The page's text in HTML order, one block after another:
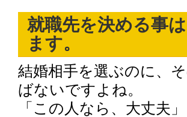
就職先を決める事
ます。
結婚相手を選ぶのに、
ばないですよね。
「この人なら、大丈夫